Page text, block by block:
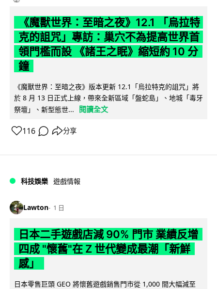
《魔獸世界：至暗之夜》12.1 「烏拉特
克的詛咒」專訪：巢穴不為提高世界首
領門檻而設 《諸王之眠》縮短約 10 分
鐘
《魔獸世界：至暗之夜》版本更新 12.1「烏拉特克的詛咒」將
於 8 月 13 日正式上線，帶來全新區域「盤蛇島」、地城「毒牙
祭壇」、新型態世...
閱讀全文
116 分享
科技娛樂 遊戲情報
Lawton 1 日
日本二手遊戲店減 90% 門市 業績反增
四成 "懷舊"在 Z 世代變成最潮「新鮮
感」
日本零售巨頭 GEO 將懷舊遊戲銷售門市從 1,000 間大幅減至